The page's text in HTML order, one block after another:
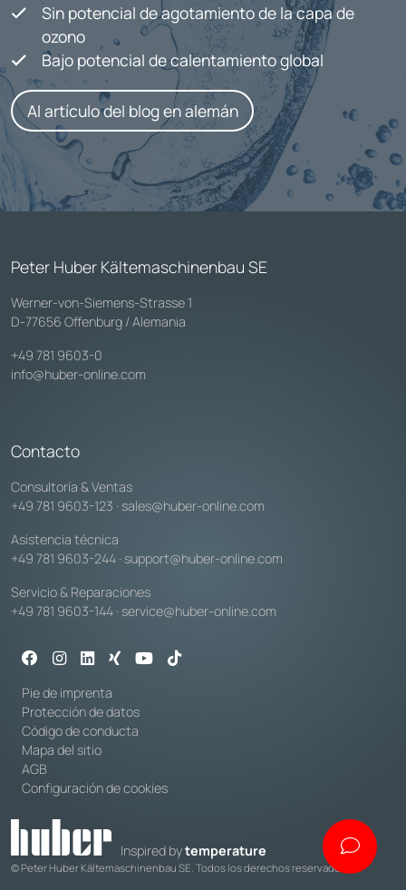
Sin potencial de agotamiento de la capa de
ozono
Bajo potencial de calentamiento global
Al artículo del blog en alemán
Peter Huber Kältemaschinenbau SE
Werner-von-Siemens-Strasse 1
D-77656 Offenburg / Alemania
+49 781 9603-0
info@huber-online.com
Contacto
Consultoría & Ventas
+49 781 9603-123 · sales@huber-online.com
Asistencia técnica
+49 781 9603-244 · support@huber-online.com
Servicio & Reparaciones
+49 781 9603-144 · service@huber-online.com
Pie de imprenta
Protección de datos
Código de conducta
Mapa del sitio
AGB
Configuración de cookies
Inspired bytemperature
© Peter Huber Kältemaschinenbau SE. Todos los derechos reservados